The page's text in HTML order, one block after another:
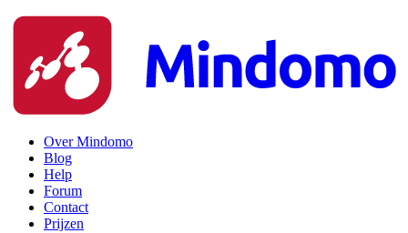
Over Mindomo
Blog
Help
Forum
Contact
Prijzen